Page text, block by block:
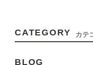
CATEGORY カテ
BLOG